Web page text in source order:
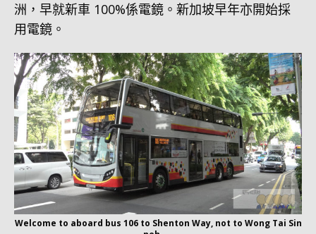
洲，早就新車 100%係電鏡。新加坡早年亦開始採
用電鏡。
Welcome to aboard bus 106 to Shenton Way, not to Wong Tai Sin